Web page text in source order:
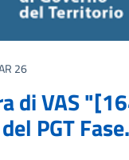
26
di VAS
PGT